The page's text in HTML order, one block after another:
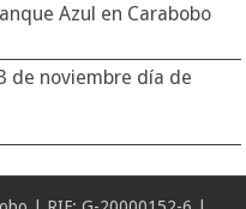
Azul en Carabobo
de noviembre día de